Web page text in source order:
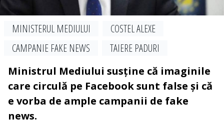
MINISTERUL MEDIULUI
COSTEL ALEXE
CAMPANIE FAKE NEWS
TAIERE PADURI
Ministrul Mediului susține că imaginile
care circulă pe Facebook sunt false și că
e vorba de ample campanii de fake
news.